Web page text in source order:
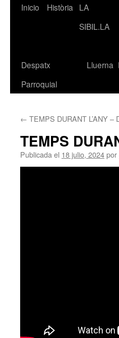
Inicio Història
LA
SIBIL.LA
Despatx
Parroquial
Lluerna
← TEMPS DURANT L’ANY –
TEMPS
Publicada el 18 julio, 2024por